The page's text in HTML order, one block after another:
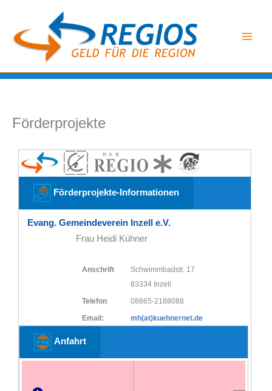
springen
Förderprojekte
Förderprojekte-Informationen
Evang. Gemeindeverein Inzell e.V.
Frau Heidi Kühner
Anschrift
Schwimmbadstr. 17
83334 Inzell
Telefon
08665-2188088
Email:
mh(at)kuehnernet.de
Anfahrt